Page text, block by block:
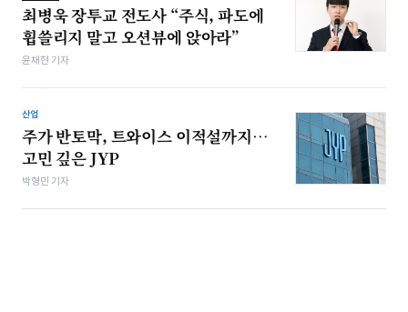
최병욱 장투교 전도사 “주식, 파도에
휩쓸리지 말고 오션뷰에 앉아라”
윤채현 기자
산업
주가 반토막, 트와이스 이적설까지…
고민 깊은 JYP
박형민 기자